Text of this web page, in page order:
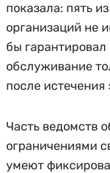
показала: пять
организаций не
бы гарантировал
обслуживание
после истечения
Часть ведомств
ограничениями
умеют